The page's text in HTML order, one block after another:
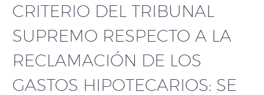
CRITERIO DEL TRIBUNAL
SUPREMO RESPECTO A LA
RECLAMACIÓN DE LOS
GASTOS HIPOTECARIOS: SE